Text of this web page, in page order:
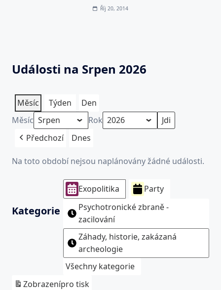
Říj 20, 2014
Události na Srpen 2026
Měsíc Týden
Den
Měsíc
Rok
Předchozí
Dnes
Na toto období nejsou naplánovány žádné události.
Kategorie
Exopolitika
Party
Psychotronické zbraně -
zacilování
Záhady, historie, zakázaná
archeologie
Všechny kategorie
Zobrazenípro tisk